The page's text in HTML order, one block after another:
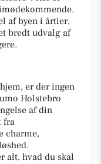
af byen i årtier,
bredt udvalg af
er der ingen
Holstebro
af din
fra
charme,
alt, hvad du skal